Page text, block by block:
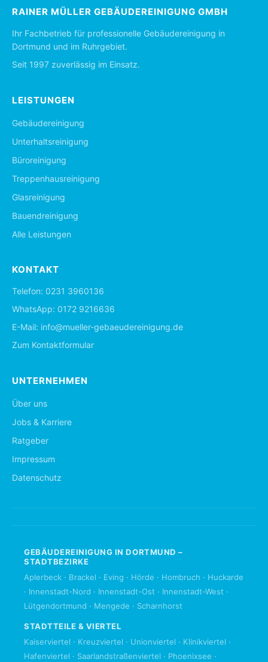
RAINER MÜLLER GEBÄUDEREINIGUNG GMBH
Ihr Fachbetrieb für professionelle Gebäudereinigung in
Dortmund und im Ruhrgebiet.
Seit 1997 zuverlässig im Einsatz.
LEISTUNGEN
Gebäudereinigung
Unterhaltsreinigung
Büroreinigung
Treppenhausreinigung
Glasreinigung
Bauendreinigung
Alle Leistungen
KONTAKT
Telefon: 0231 3960136
WhatsApp: 0172 9216636
E-Mail: info@mueller-gebaeudereinigung.de
Zum Kontaktformular
UNTERNEHMEN
Über uns
Jobs & Karriere
Ratgeber
Impressum
Datenschutz
GEBÄUDEREINIGUNG IN DORTMUND –
STADTBEZIRKE
Aplerbeck · Brackel · Eving · Hörde · Hombruch · Huckarde
· Innenstadt-Nord · Innenstadt-Ost · Innenstadt-West ·
Lütgendortmund · Mengede · Scharnhorst
STADTTEILE & VIERTEL
Kaiserviertel · Kreuzviertel · Unionviertel · Klinikviertel ·
Hafenviertel · Saarlandstraßenviertel · Phoenixsee ·